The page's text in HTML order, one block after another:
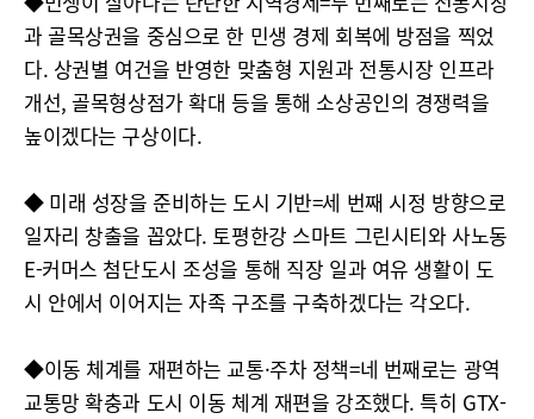
과 골목상권을 중심으로 한 민생 경제 회복에 방점을 찍었
다. 상권별 여건을 반영한 맞춤형 지원과 전통시장 인프라
개선, 골목형상점가 확대 등을 통해 소상공인의 경쟁력을
높이겠다는 구상이다.
◆ 미래 성장을 준비하는 도시 기반=세 번째 시정 방향으로
일자리 창출을 꼽았다. 토평한강 스마트 그린시티와 사노동
E-커머스 첨단도시 조성을 통해 직장 일과 여유 생활이 도
시 안에서 이어지는 자족 구조를 구축하겠다는 각오다.
◆이동 체계를 재편하는 교통·주차 정책=네 번째로는 광역
교통망 확충과 도시 이동 체계 재편을 강조했다. 특히 GTX-